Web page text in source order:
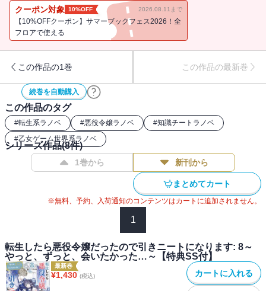
ルベルを手に入れようと迫ってきていた。そんな中で開催されたコ
ンラッドが主催する舞踏会。そこで起きたのは、今までの苦難を根
底から揺るがすような信じられない出来事で……!? 無自覚系天然タ
クーポン対象 10%OFF 2026.08.11まで
【10%OFFクーポン】サマーブックフェス2026！全
フロアで使える
この作品の1巻 この作品の最新巻
続巻を自動購入
この作品のタグ
#転生系ラノベ #悪役令嬢ラノベ #知識チートラノベ
#乙女ゲーム世界系ラノベ
シリーズ作品(8件)
1巻から 新刊から
まとめてカート
※無料、予約、入荷通知のコンテンツはカートに追加されません。
1
転生したら悪役令嬢だったので引きニートになります: 8～
やっと、ずっと、会いたかった…～【特典SS付】
最新巻
¥1,430 (税込) カートに入れる